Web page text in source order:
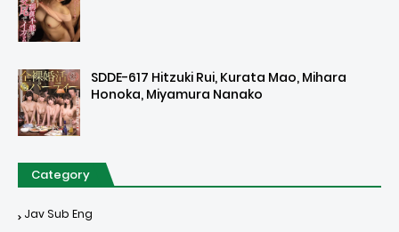
SDDE-617 Hitzuki Rui, Kurata Mao, Mihara
Honoka, Miyamura Nanako
Category
Jav Sub Eng